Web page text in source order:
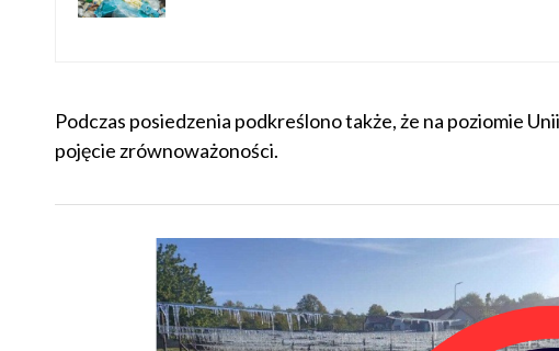
Podczas posiedzenia podkreślono także, że na poziomie
pojęcie zrównoważoności.